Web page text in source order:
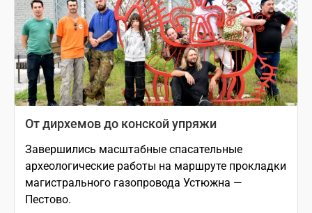
От дирхемов до конской упряжи
Завершились масштабные спасательные
археологические работы на маршруте прокладки
магистрального газопровода Устюжна —
Пестово.